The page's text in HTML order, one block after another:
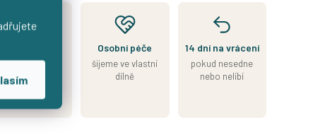
skladem
do 2
platby
Osobní péče
šijeme ve vlastní
dílně
14 dní na vrácení
pokud nesedne
nebo nelíbí